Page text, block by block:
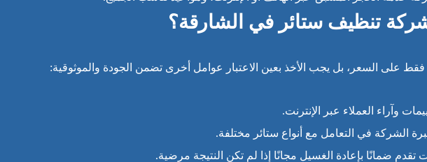
تنظيف ستائر في الشارقة؟
فقط على السعر، بل يجب الأخذ بعين الاعتبار عوامل أخرى تضمن الجودة والموثوقية:
وآراء العملاء عبر الإنترنت.
الشركة في التعامل مع أنواع ستائر مختلفة.
ضمانًا بإعادة الغسيل مجانًا إذا لم تكن النتيجة مرضية.